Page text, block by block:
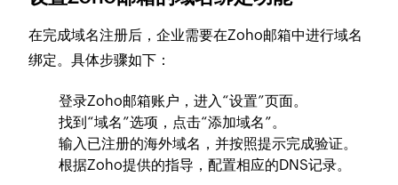
在完成域名注册后，企业需要在Zoho邮箱中进行域名
绑定。具体步骤如下：
登录Zoho邮箱账户，进入“设置”页面。
找到“域名”选项，点击“添加域名”。
输入已注册的海外域名，并按照提示完成验证。
根据Zoho提供的指导，配置相应的DNS记录。